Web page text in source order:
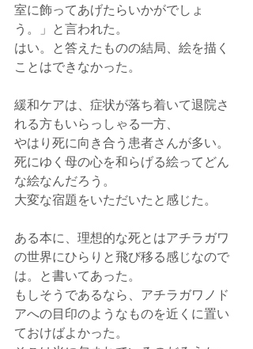
室に飾ってあげたらいかがでしょ
う。」と言われた。
はい。と答えたものの結局、絵を描く
ことはできなかった。
緩和ケアは、症状が落ち着いて退院さ
れる方もいらっしゃる一方、
やはり死に向き合う患者さんが多い。
死にゆく母の心を和らげる絵ってどん
な絵なんだろう。
大変な宿題をいただいたと感じた。
ある本に、理想的な死とはアチラガワ
の世界にひらりと飛び移る感じなので
は。と書いてあった。
もしそうであるなら、アチラガワノド
アへの目印のようなものを近くに置い
ておけばよかった。